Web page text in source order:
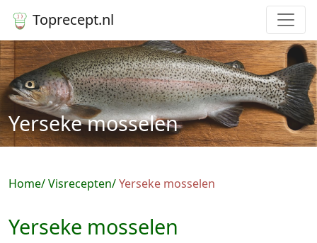
Toprecept.nl
Yerseke mosselen
Home Visrecepten Yerseke mosselen
Yerseke mosselen